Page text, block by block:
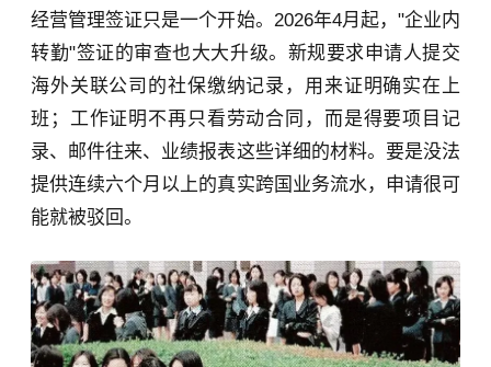
经营管理签证只是一个开始。2026年4月起，"企业内
转勤"签证的审查也大大升级。新规要求申请人提交
海外关联公司的社保缴纳记录，用来证明确实在上
班；工作证明不再只看劳动合同，而是得要项目记
录、邮件往来、业绩报表这些详细的材料。要是没法
提供连续六个月以上的真实跨国业务流水，申请很可
能就被驳回。